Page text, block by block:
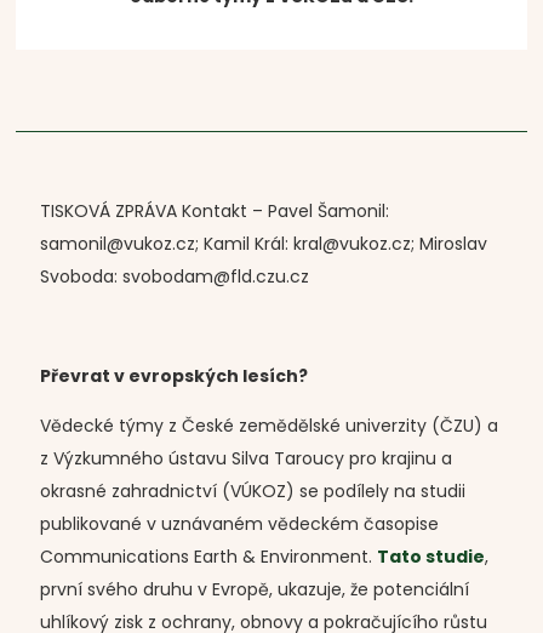
TISKOVÁ ZPRÁVA Kontakt – Pavel Šamonil:
samonil@vukoz.cz; Kamil Král: kral@vukoz.cz; Miroslav
Svoboda: svobodam@fld.czu.cz
Převrat v evropských lesích?
Vědecké týmy z České zemědělské univerzity (ČZU) a
z Výzkumného ústavu Silva Taroucy pro krajinu a
okrasné zahradnictví (VÚKOZ) se podílely na studii
publikované v uznávaném vědeckém časopise
Communications Earth & Environment. Tato studie,
první svého druhu v Evropě, ukazuje, že potenciální
uhlíkový zisk z ochrany, obnovy a pokračujícího růstu